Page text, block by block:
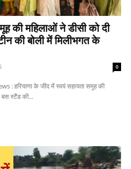
की महिलाओं ने डीसी को दी
की बोली में मिलीभगत के
0
: हरियाणा के जींद में स्वयं सहायता समूह की
बस स्टैंड की...